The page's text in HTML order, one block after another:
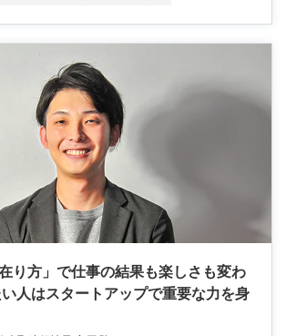
り方」で仕事の結果も楽しさも変わ
人はスタートアップで重要な力を身